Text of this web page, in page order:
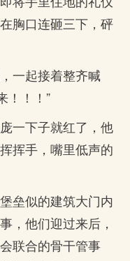
胸口连砸三下，砰
一起接着整齐喊
！！！”
一下子就红了，他
挥手，嘴里低声的
垒似的建筑大门内
，他们迎过来后，
联合的骨干管事